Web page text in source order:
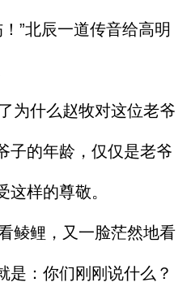
”北辰一道传音给高明
为什么赵牧对这位老爷
子的年龄，仅仅是老爷
样的尊敬。
鲮鲤，又一脸茫然地看
是：你们刚刚说什么？